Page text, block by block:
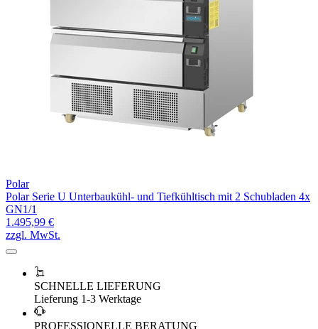
Polar
Polar Serie U Unterbaukühl- und Tiefkühltisch mit 2 Schubladen 4x
GN1/1
1.495,99 €
zzgl. MwSt.
SCHNELLE LIEFERUNG
Lieferung 1-3 Werktage
PROFESSIONELLE BERATUNG